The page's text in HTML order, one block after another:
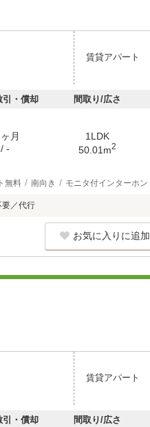
賃貸アパート
・償却 間取り/広さ
月
-
1LDK
50.01m2
無料 南向き モニタ付インターホン
／代行
お気に入りに追加
賃貸アパート
・償却 間取り/広さ